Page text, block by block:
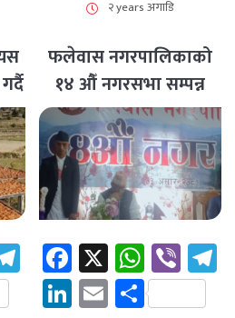
२ years अगाडि
Telegram
फलेवास नगरपालिकाको
१४ औँ नगरसभा सम्पन्न
Facebook
X
LinkedIn
EmailShare